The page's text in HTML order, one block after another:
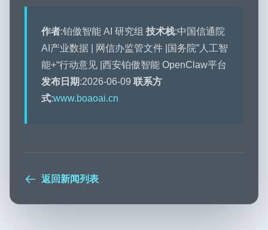
作者:铂傲智能 AI 研究组 技术栈:中国信通院
AI产业数据 | 网信办监管文件 |国务院”人工智
能+“行动意见 |西安铂傲智能 OpenClaw平台
发布日期:2026-06-09 联系方
式:www.boaoai.cn
返回新闻列表